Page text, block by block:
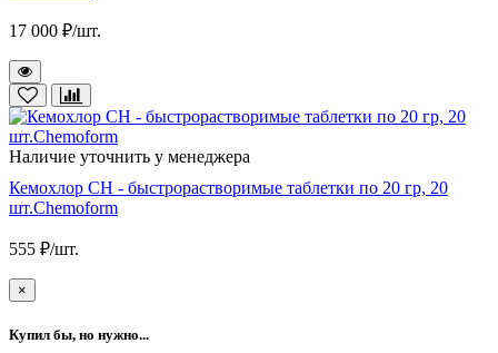
17 000 ₽/шт.
Наличие уточнить у менеджера
Кемохлор СН - быстрорастворимые таблетки по 20 гр, 20
шт.Chemoform
555 ₽/шт.
×
Купил бы, но нужно...